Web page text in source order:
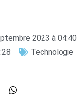
2023 à 04:40
Technologie